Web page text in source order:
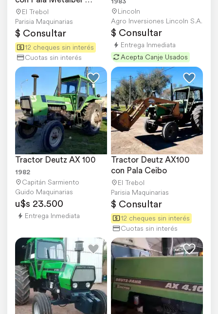
Impecable
El Trebol
Parisia Maquinarias
$ Consultar
12 cheques sin interés
Cuotas sin interés
Lincoln
Agro Inversiones Lincoln S.A.
$ Consultar
Entrega Inmediata
Acepta Canje Usados
Tractor Deutz AX 100
1982
Capitán Sarmiento
Guido Maquinarias
u$s 23.500
Entrega Inmediata
Tractor Deutz AX100
con Pala Ceibo
El Trebol
Parisia Maquinarias
$ Consultar
12 cheques sin interés
Cuotas sin interés